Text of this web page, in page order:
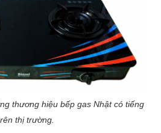
thương hiệu bếp gas Nhật có tiếng
thị trường.